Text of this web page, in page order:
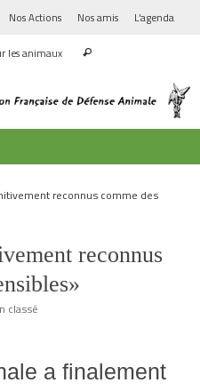
Nos Actions Nos amis L’agenda
les animaux
reconnus comme des
reconnus
classé
a finalement